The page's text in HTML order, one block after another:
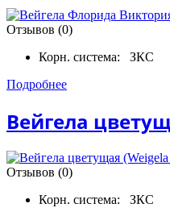
Отзывов (0)
Корн. система:
ЗКС
Подробнее
Вейгела
Отзывов (0)
Корн. система:
ЗКС